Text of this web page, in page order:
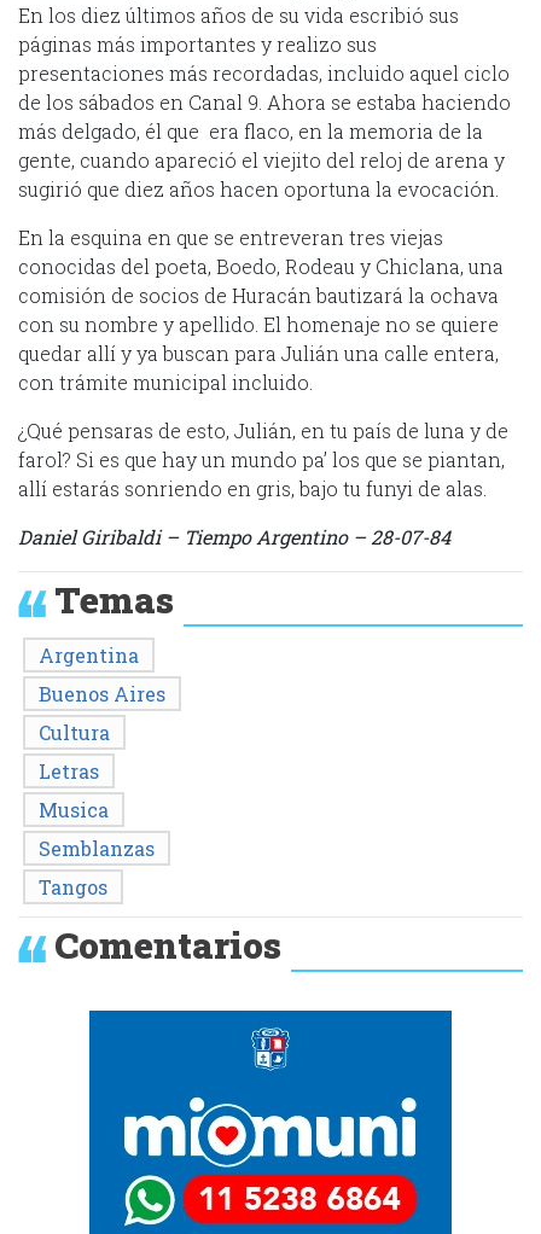
En los diez últimos años de su vida escribió sus
páginas más importantes y realizo sus
presentaciones más recordadas, incluido aquel ciclo
de los sábados en Canal 9. Ahora se estaba haciendo
más delgado, él que era flaco, en la memoria de la
gente, cuando apareció el viejito del reloj de arena y
sugirió que diez años hacen oportuna la evocación.
En la esquina en que se entreveran tres viejas
conocidas del poeta, Boedo, Rodeau y Chiclana, una
comisión de socios de Huracán bautizará la ochava
con su nombre y apellido. El homenaje no se quiere
quedar allí y ya buscan para Julián una calle entera,
con trámite municipal incluido.
¿Qué pensaras de esto, Julián, en tu país de luna y de
farol? Si es que hay un mundo pa’ los que se piantan,
allí estarás sonriendo en gris, bajo tu funyi de alas.
Daniel Giribaldi – Tiempo Argentino – 28-07-84
Temas
Argentina
Buenos Aires
Cultura
Letras
Musica
Semblanzas
Tangos
Comentarios